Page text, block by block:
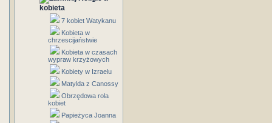
kobieta
7 kobiet Watykanu
Kobieta w
chrzescijaństwie
Kobieta w czasach
wypraw krzyżowych
Kobiety w Izraelu
Matylda z Canossy
Obrzędowa rola
kobiet
Papieżyca Joanna